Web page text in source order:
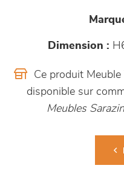
Dimension :
Ce produit
disponible sur
Meubles Sarazin